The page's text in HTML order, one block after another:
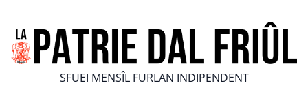
SFUEI MENSÎL FURLAN INDIPENDENT